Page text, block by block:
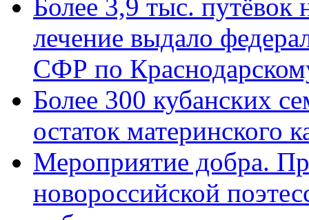
Более 3,9 тыс. путёвок
лечение выдало
СФР по
Более 300 кубанских
остаток материнского
Мероприятие добра.
новороссийской